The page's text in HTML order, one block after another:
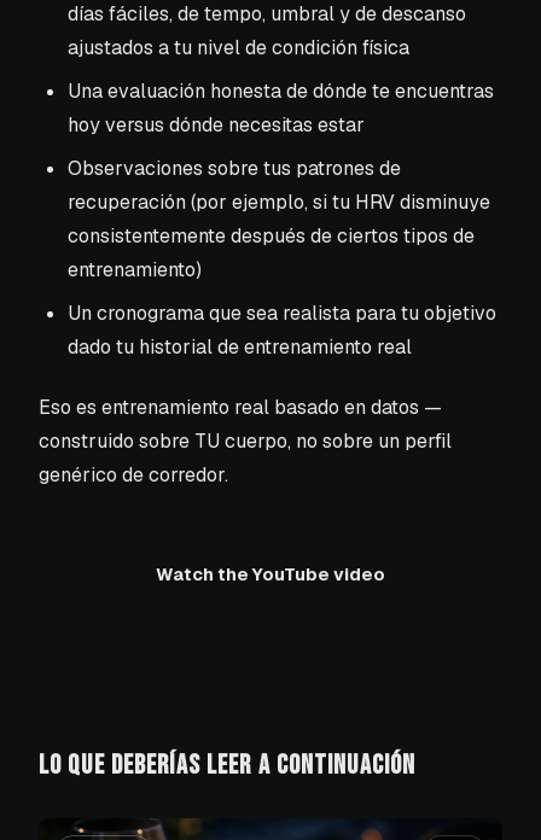
días fáciles, de tempo, umbral y de descanso
ajustados a tu nivel de condición física
Una evaluación honesta de dónde te encuentras
hoy versus dónde necesitas estar
Observaciones sobre tus patrones de
recuperación (por ejemplo, si tu HRV disminuye
consistentemente después de ciertos tipos de
entrenamiento)
Un cronograma que sea realista para tu objetivo
dado tu historial de entrenamiento real
Eso es entrenamiento real basado en datos —
construido sobre TU cuerpo, no sobre un perfil
genérico de corredor.
Watch the YouTube video
LO QUE DEBERÍAS LEER A CONTINUACIÓN